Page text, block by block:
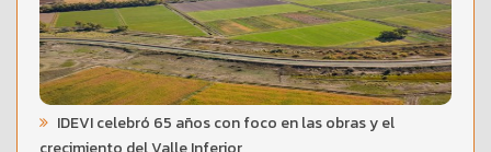
IDEVI celebró 65 años con foco en las obras y el